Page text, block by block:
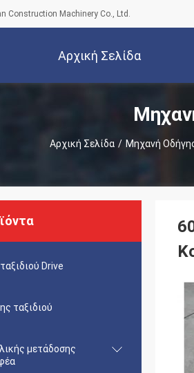
Construction Machinery Co., Ltd.
Αρχική Σελίδα
Αρχική Σελίδα / Μηχανή
Drive
ταξιδιού
μετάδοσης